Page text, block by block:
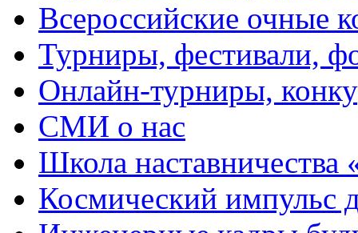
Всероссийские очные
Турниры, фестивали,
Онлайн-турниры,
СМИ о нас
Школа
Космический импульс